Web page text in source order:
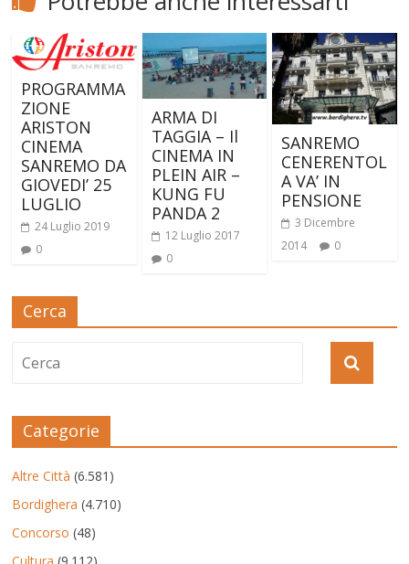
PROGRAMMA
ZIONE
ARISTON
CINEMA
SANREMO DA
GIOVEDI’ 25
LUGLIO
24 Luglio 2019
0
ARMA DI
TAGGIA – Il
CINEMA IN
PLEIN AIR –
KUNG FU
PANDA 2
12 Luglio 2017
0
SANREMO
CENERENTOL
A VA’ IN
PENSIONE
3 Dicembre
2014
0
Cerca
Categorie
Altre Città (6.581)
Bordighera (4.710)
Concorso (48)